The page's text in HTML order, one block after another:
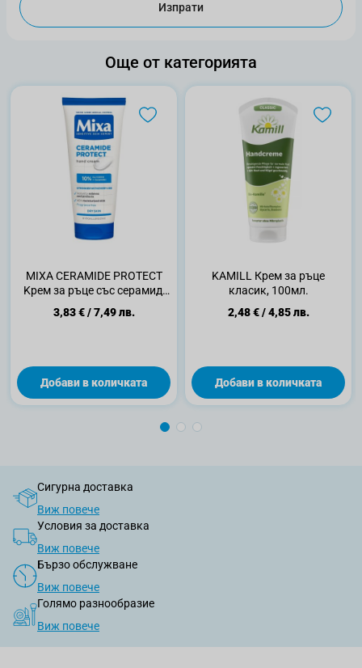
Изпрати
Още от категорията
MIXA CERAMIDE PROTECT
Kрем за ръце със серамид,
100мл
3,83 €/7,49 лв.
Добави в количката
KAMILL Крем за ръце
класик, 100мл.
2,48 €/4,85 лв.
Добави в количката
Сигурна доставка
Виж повече
Условия за доставка
Виж повече
Бързо обслужване
Виж повече
Голямо разнообразие
Виж повече